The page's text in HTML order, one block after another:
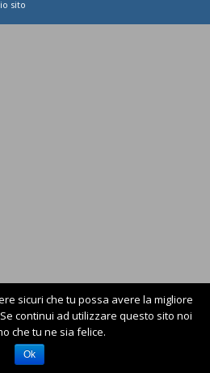
sito
sicuri che tu possa avere la migliore
continui ad utilizzare questo sito noi
che tu ne sia felice.
Ok